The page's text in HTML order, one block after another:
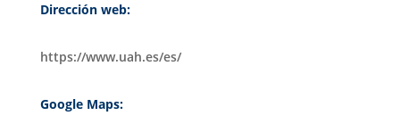
Dirección web:
https://www.uah.es/es/
Google Maps: